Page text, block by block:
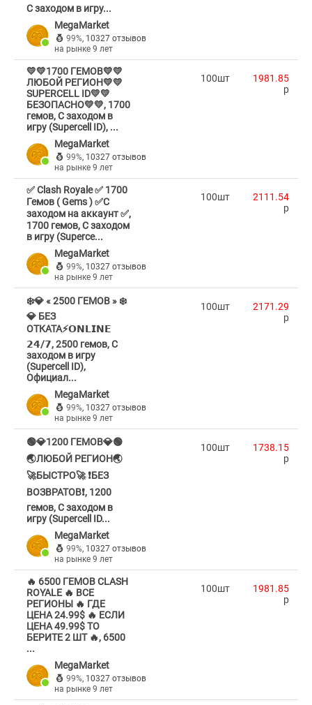
С заходом в игру...
MegaMarket
99%, 10327 отзывов
на рынке 9 лет
💛💛1700 ГЕМОВ💛💛
ЛЮБОЙ РЕГИОН💛💛
SUPERCELL ID💛💛
БЕЗОПАСНО💛💛, 1700
гемов, С заходом в
игру (Supercell ID), ...
MegaMarket
99%, 10327 отзывов
на рынке 9 лет
100шт
1981.85
p
✅ Clash Royale ✅ 1700
Гемов ( Gems ) ✅С
заходом на аккаунт ✅,
1700 гемов, С заходом
в игру (Superce...
MegaMarket
99%, 10327 отзывов
на рынке 9 лет
100шт
2111.54
p
❄️💎 « 2500 ГЕМОВ » ❄️
💎 БЕЗ
ОТКАТА⚡️𝗢𝗡𝗟𝗜𝗡𝗘
𝟮𝟰/𝟳, 2500 гемов, С
заходом в игру
(Supercell ID),
Официал...
MegaMarket
99%, 10327 отзывов
на рынке 9 лет
100шт
2171.29
p
🟢💎1200 ГЕМОВ💎🟢
🌏ЛЮБОЙ РЕГИОН🌏
🚀БЫСТРО🚀 ❗️БЕЗ
ВОЗВРАТОВ❗️, 1200
гемов, С заходом в
игру (Supercell ID...
MegaMarket
99%, 10327 отзывов
на рынке 9 лет
100шт
1738.15
p
🔥 6500 ГЕМОВ CLASH
ROYALE 🔥 ВСЕ
РЕГИОНЫ 🔥 ГДЕ
ЦЕНА 24.99$ 🔥 ЕСЛИ
ЦЕНА 49.99$ ТО
БЕРИТЕ 2 ШТ 🔥, 6500
...
MegaMarket
99%, 10327 отзывов
на рынке 9 лет
100шт
1981.85
p